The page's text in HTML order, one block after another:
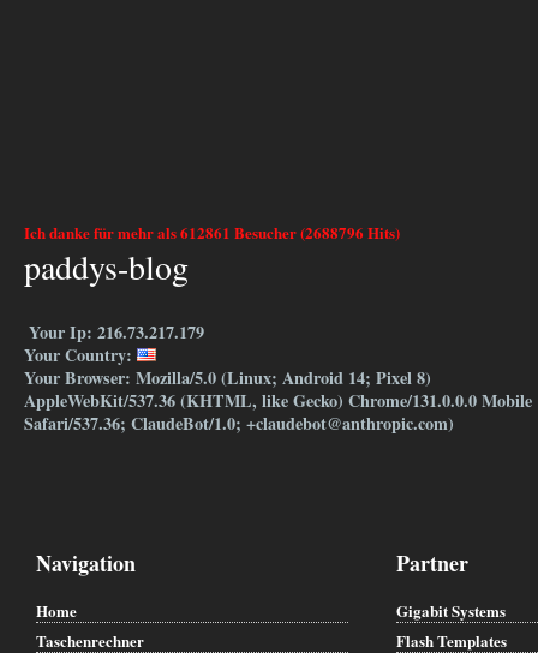
Ich danke für mehr als 612861 Besucher (2688796 Hits)
paddys-blog
Your Ip: 216.73.217.179
Your Country:
Your Browser: Mozilla/5.0 (Linux; Android 14; Pixel 8)
AppleWebKit/537.36 (KHTML, like Gecko) Chrome/131.0.0.0 Mobile
Safari/537.36; ClaudeBot/1.0; +claudebot@anthropic.com)
Navigation
Home
Taschenrechner
Partner
Gigabit Systems
Flash Templates